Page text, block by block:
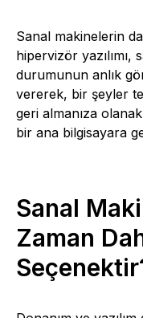
Sanal makinelerin
hipervizör
durumunun anlık
vererek, bir şeyler
geri almanıza
bir ana bilgisayara
Sanal
Zaman